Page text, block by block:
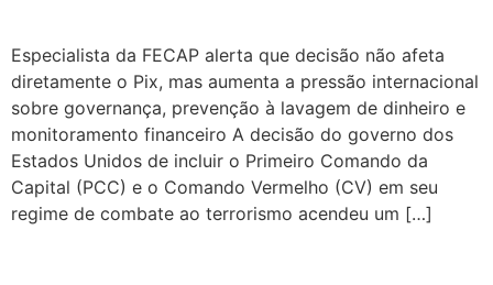
Especialista da FECAP alerta que decisão não afeta
diretamente o Pix, mas aumenta a pressão internacional
sobre governança, prevenção à lavagem de dinheiro e
monitoramento financeiro A decisão do governo dos
Estados Unidos de incluir o Primeiro Comando da
Capital (PCC) e o Comando Vermelho (CV) em seu
regime de combate ao terrorismo acendeu um […]